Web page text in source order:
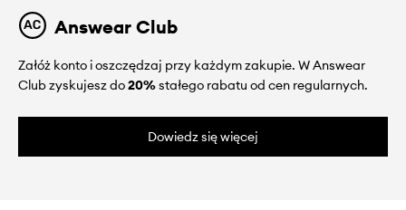
Answear Club
Załóż konto i oszczędzaj przy każdym zakupie. W Answear
Club zyskujesz do20%stałego rabatu od cen regularnych.
Dowiedz się więcej